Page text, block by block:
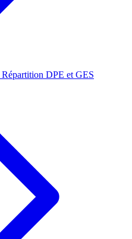
Répartition DPE et GES